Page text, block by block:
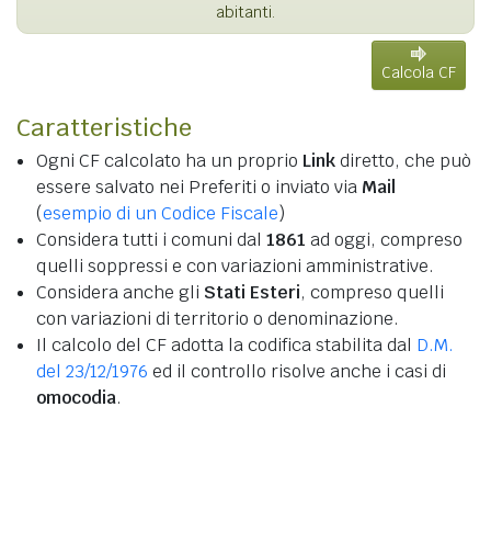
abitanti.
Calcola CF
Caratteristiche
Ogni CF calcolato ha un proprio Linkdiretto, che può
essere salvato nei Preferiti o inviato via Mail
(esempio di un Codice Fiscale)
Considera tutti i comuni dal 1861 ad oggi, compreso
quelli soppressi e con variazioni amministrative.
Considera anche gli Stati Esteri, compreso quelli
con variazioni di territorio o denominazione.
Il calcolo del CF adotta la codifica stabilita dal D.M.
del 23/12/1976 ed il controllo risolve anche i casi di
omocodia.